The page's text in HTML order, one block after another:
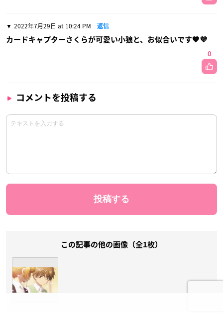
2022年7月29日 at 10:24 PM 返信
カードキャプターさくらが可愛い小狼と、お似合いです💙💜
0
コメントを投稿する
この記事の他の画像（全1枚）